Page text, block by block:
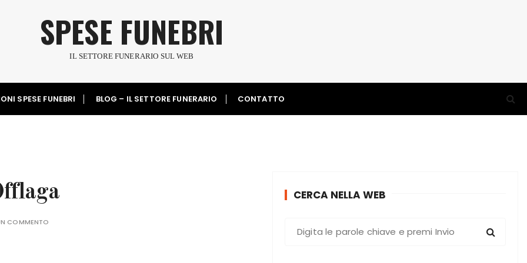
SPESE FUNEBRI
IL SETTORE FUNERARIO SUL WEB
SPESE FUNEBRI BLOG – IL SETTORE FUNERARIO CONTATTO
COMMENTO
CERCA NELLA WEB